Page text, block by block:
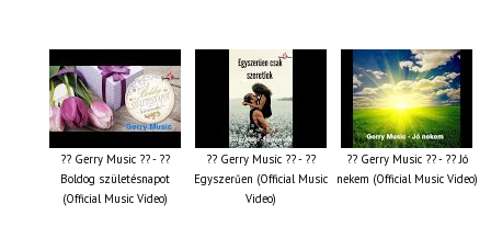
?? Gerry Music ?? - ??
Boldog születésnapot
(Official Music Video)
?? Gerry Music ?? - ??
Egyszerűen (Official Music
Video)
?? Gerry Music ?? - ?? Jó
nekem (Official Music Video)